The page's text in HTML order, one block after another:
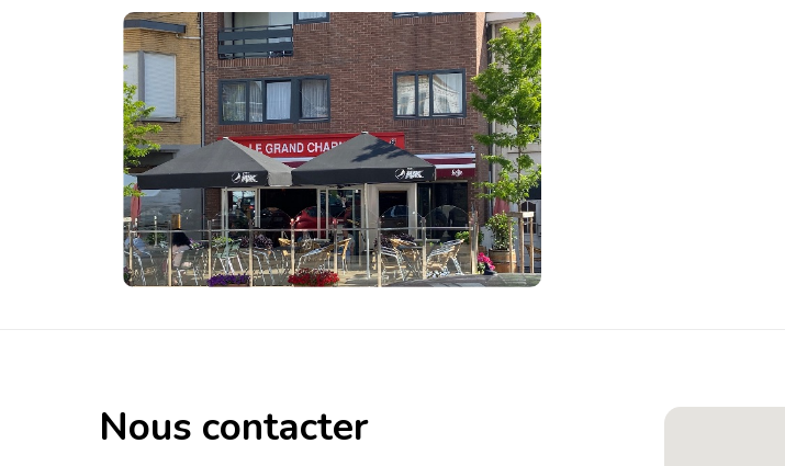
Nous contacter